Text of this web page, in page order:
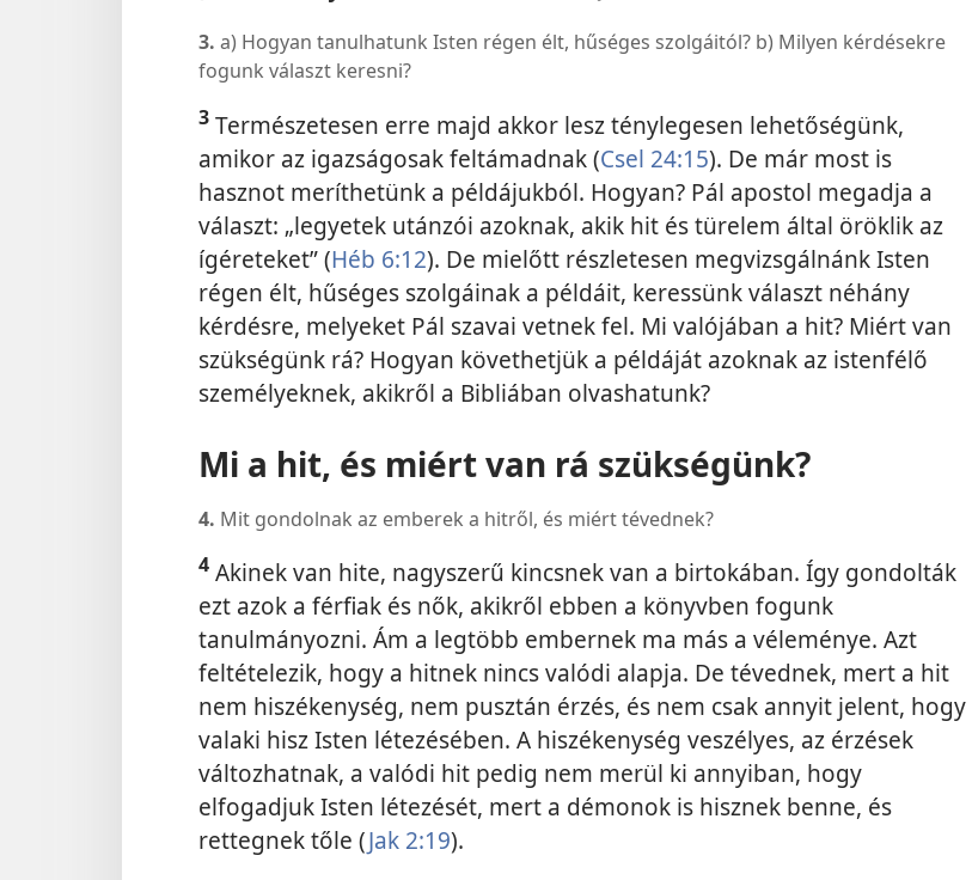
3. a) Hogyan tanulhatunk Isten régen élt, hűséges szolgáitól? b) Milyen kérdésekre
fogunk választ keresni?
3 Természetesen erre majd akkor lesz ténylegesen lehetőségünk,
amikor az igazságosak feltámadnak (Csel 24:15). De már most is
hasznot meríthetünk a példájukból. Hogyan? Pál apostol megadja a
választ: „legyetek utánzói azoknak, akik hit és türelem által öröklik az
ígéreteket” (Héb 6:12). De mielőtt részletesen megvizsgálnánk Isten
régen élt, hűséges szolgáinak a példáit, keressünk választ néhány
kérdésre, melyeket Pál szavai vetnek fel. Mi valójában a hit? Miért van
szükségünk rá? Hogyan követhetjük a példáját azoknak az istenfélő
személyeknek, akikről a Bibliában olvashatunk?
Mi a hit, és miért van rá szükségünk?
4. Mit gondolnak az emberek a hitről, és miért tévednek?
4 Akinek van hite, nagyszerű kincsnek van a birtokában. Így gondolták
ezt azok a férfiak és nők, akikről ebben a könyvben fogunk
tanulmányozni. Ám a legtöbb embernek ma más a véleménye. Azt
feltételezik, hogy a hitnek nincs valódi alapja. De tévednek, mert a hit
nem hiszékenység, nem pusztán érzés, és nem csak annyit jelent, hogy
valaki hisz Isten létezésében. A hiszékenység veszélyes, az érzések
változhatnak, a valódi hit pedig nem merül ki annyiban, hogy
elfogadjukIsten létezését, mert a démonok is hisznek benne, és
rettegnek tőle (Jak 2:19).